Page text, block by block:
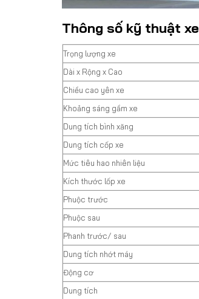
Thông số kỹ thuật xe
Trọng lượng xe
Dài x Rộng x Cao
Chiều cao yên xe
Khoảng sáng gầm xe
Dung tích bình xăng
Dung tích cốp xe
Mức tiêu hao nhiên liệu
Kích thước lốp xe
Phuộc trước
Phuộc sau
Phanh trước/ sau
Dung tích nhớt máy
Động cơ
Dung tích